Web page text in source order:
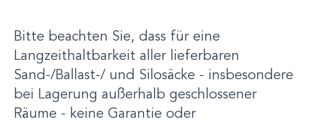
Bitte beachten Sie, dass für eine
Langzeithaltbarkeit aller lieferbaren
Sand-/Ballast-/ und Silosäcke - insbesondere
bei Lagerung außerhalb geschlossener
Räume - keine Garantie oder